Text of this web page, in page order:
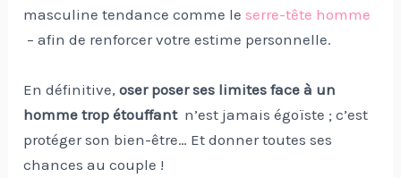
masculine tendance comme le serre-tête homme
– afin de renforcer votre estime personnelle.
En définitive,oser poser ses limites face à un
homme trop étouffant n’est jamais égoïste ; c’est
protéger son bien-être… Et donner toutes ses
chances au couple !